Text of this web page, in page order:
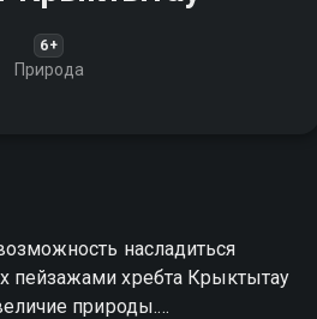
6+
Природа
насладиться
пейзажами хребта Крыктытау
природы.